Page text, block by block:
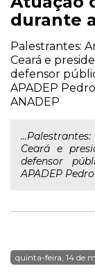
durante
Palestrantes:
Ceará e
defensor
APADEP
ANADEP
Ceará e
defensor
APADEP
quinta-feira, 14 de